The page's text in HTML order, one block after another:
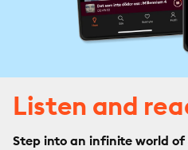
Listen and
Step into an infinite world of